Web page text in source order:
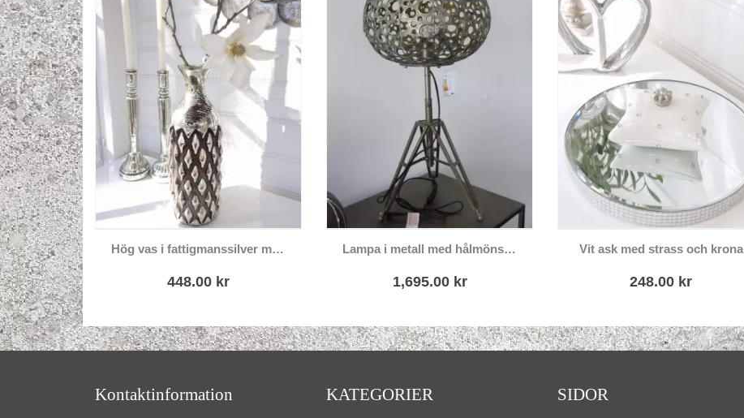
Hög vas i fattigmanssilver med brun dekor
448.00 kr
Lampa i metall med hålmönster
1,695.00 kr
Vit ask med strass och krona
248.00 kr
Kontaktinformation KATEGORIER SIDOR